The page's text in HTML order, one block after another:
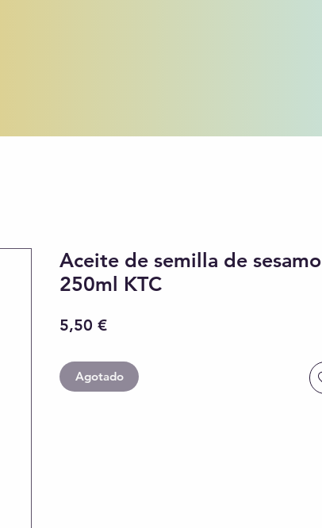
Aceite de semilla de sesamo
250ml KTC
5,50 €Precio
Agotado